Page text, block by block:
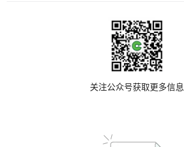
关注公众号获取更多信息